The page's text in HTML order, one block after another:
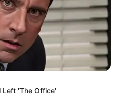
Left 'The Office'